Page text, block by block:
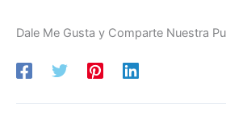
Dale Me Gusta y Comparte Nuestra